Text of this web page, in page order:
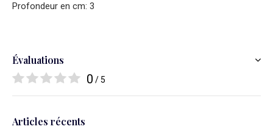
Profondeur en cm: 3
Évaluations
0 / 5
Articles récents